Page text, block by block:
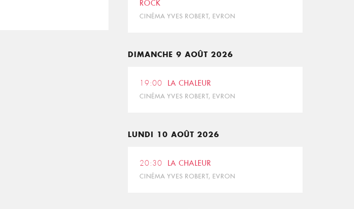
ROCK
CINÉMA YVES ROBERT, EVRON
DIMANCHE 9 AOÛT 2026
19:00 LA CHALEUR
CINÉMA YVES ROBERT, EVRON
LUNDI 10 AOÛT 2026
20:30 LA CHALEUR
CINÉMA YVES ROBERT, EVRON